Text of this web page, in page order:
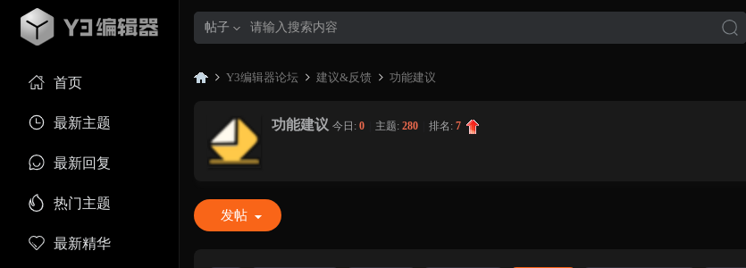
首页
最新主题
最新回复
热门主题
最新精华
帖子
»
Y3编辑器论坛 建议&反馈 功能建议
功能建议 今日:0 主题:280 排名:7
发帖